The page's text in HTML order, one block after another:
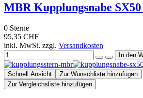
MBR Kupplungsnabe
0 Sterne
95,35 CHF
inkl. MwSt. zzgl. Versandkosten
Schnell Ansicht
Zur Wunschliste hinzufügen
Zur Vergleichsliste hinzufügen